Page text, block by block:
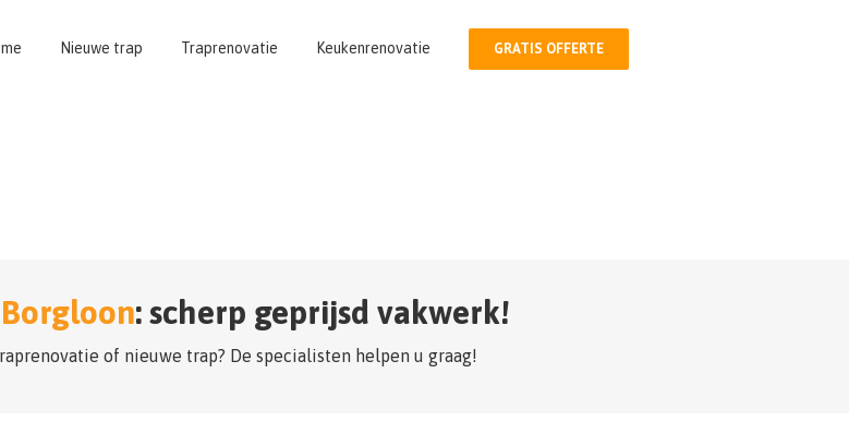
Nieuwe trap Traprenovatie Keukenrenovatie GRATIS OFFERTE
Borgloon: scherp geprijsd vakwerk!
of nieuwe trap? De specialisten helpen u graag!